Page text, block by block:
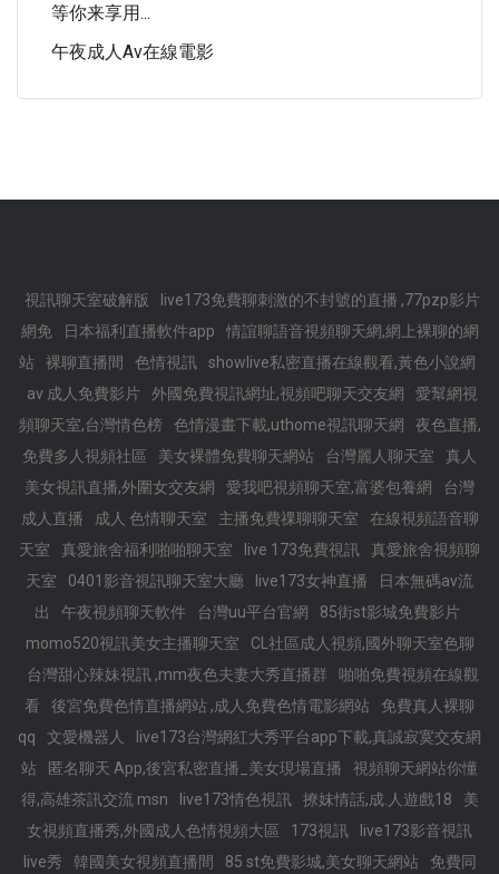
等你来享用...
午夜成人av在線電影
視訊聊天室破解版
live173免費聊刺激的不封號的直播 ,77pzp影片
網免
日本福利直播軟件app
情誼聊語音視頻聊天網,網上裸聊的網
站
裸聊直播間 色情視訊
showlive私密直播在線觀看,黃色小說網
av 成人免費影片
外國免費視訊網址,視頻吧聊天交友網
愛幫網視
頻聊天室,台灣情色榜
色情漫畫下載,uthome視訊聊天網
夜色直播,
免費多人視頻社區
美女裸體免費聊天網站 台灣麗人聊天室
真人
美女視訊直播,外圍女交友網
愛我吧視頻聊天室,富婆包養網
台灣
成人直播
成人 色情聊天室 主播免費祼聊聊天室
在線視頻語音聊
天室
真愛旅舍福利啪啪聊天室 live 173免費視訊
真愛旅舍視頻聊
天室
0401影音視訊聊天室大廳 live173女神直播
日本無碼av流
出
午夜視頻聊天軟件 台灣uu平台官網
85街st影城免費影片
momo520視訊美女主播聊天室
CL社區成人視頻,國外聊天室色聊
台灣甜心辣妹視訊 ,mm夜色夫妻大秀直播群
啪啪免費視頻在線觀
看
後宮免費色情直播網站 ,成人免費色情電影網站
免費真人裸聊
qq
文愛機器人
live173台灣網紅大秀平台app下載,真誠寂寞交友網
站
匿名聊天 App,後宮私密直播_美女現場直播
視頻聊天網站你懂
得,高雄茶訊交流 msn
live173情色視訊 撩妺情話,成.人遊戲18
美
女視頻直播秀,外國成人色情視頻大區
173視訊
live173影音視訊
live秀
韓國美女視頻直播間 85 st免費影城,美女聊天網站 免費同